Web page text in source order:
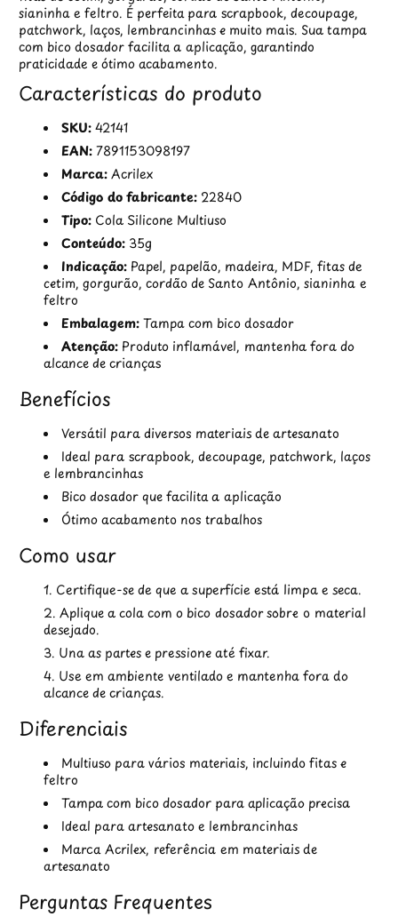
sianinha e feltro. É perfeita para scrapbook, decoupage,
patchwork, laços, lembrancinhas e muito mais. Sua tampa
com bico dosador facilita a aplicação, garantindo
praticidade e ótimo acabamento.
Características do produto
SKU:42141
EAN:7891153098197
Marca:Acrilex
Código do fabricante: 22840
Tipo: Cola Silicone Multiuso
Conteúdo: 35g
Indicação: Papel, papelão, madeira, MDF, fitas de
cetim, gorgurão, cordão de Santo Antônio, sianinha e
feltro
Embalagem:Tampa com bico dosador
Atenção: Produto inflamável, mantenha fora do
alcance de crianças
Benefícios
Versátil para diversos materiais de artesanato
Ideal para scrapbook, decoupage, patchwork, laços
e lembrancinhas
Bico dosador que facilita a aplicação
Ótimo acabamento nos trabalhos
Como usar
Certifique-se de que a superfície está limpa e seca.
Aplique a cola com o bico dosador sobre o material
desejado.
Una as partes e pressione até fixar.
Use em ambiente ventilado e mantenha fora do
alcance de crianças.
Diferenciais
Multiuso para vários materiais, incluindo fitas e
feltro
Tampa com bico dosador para aplicação precisa
Ideal para artesanato e lembrancinhas
Marca Acrilex, referência em materiais de
artesanato
Perguntas Frequentes